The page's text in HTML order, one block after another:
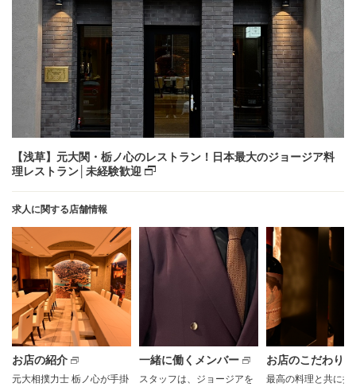
【浅草】元大関・栃ノ心のレストラン！日本最大のジョージア料
理レストラン│未経験歓迎
求人に関する店舗情報
お店の紹介
元大相撲力士 栃ノ心が手掛
一緒に働くメンバー
スタッフは、ジョージアを
お店のこだわり
最高の料理と共に提